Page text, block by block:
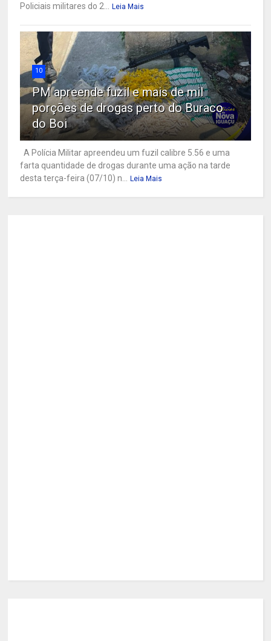
Policiais militares do 2...
Leia Mais
10
PM apreende fuzil e mais de mil
porções de drogas perto do Buraco
do Boi
A Polícia Militar apreendeu um fuzil calibre 5.56 e uma
farta quantidade de drogas durante uma ação na tarde
desta terça-feira (07/10) n...
Leia Mais